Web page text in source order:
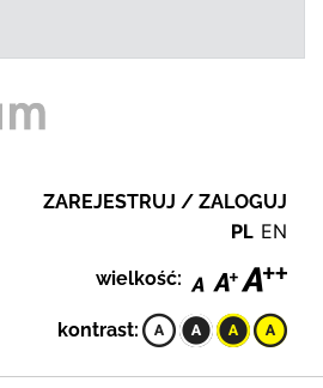
ZAREJESTRUJ / ZALOGUJ
PL EN
wielkość:
kontrast: